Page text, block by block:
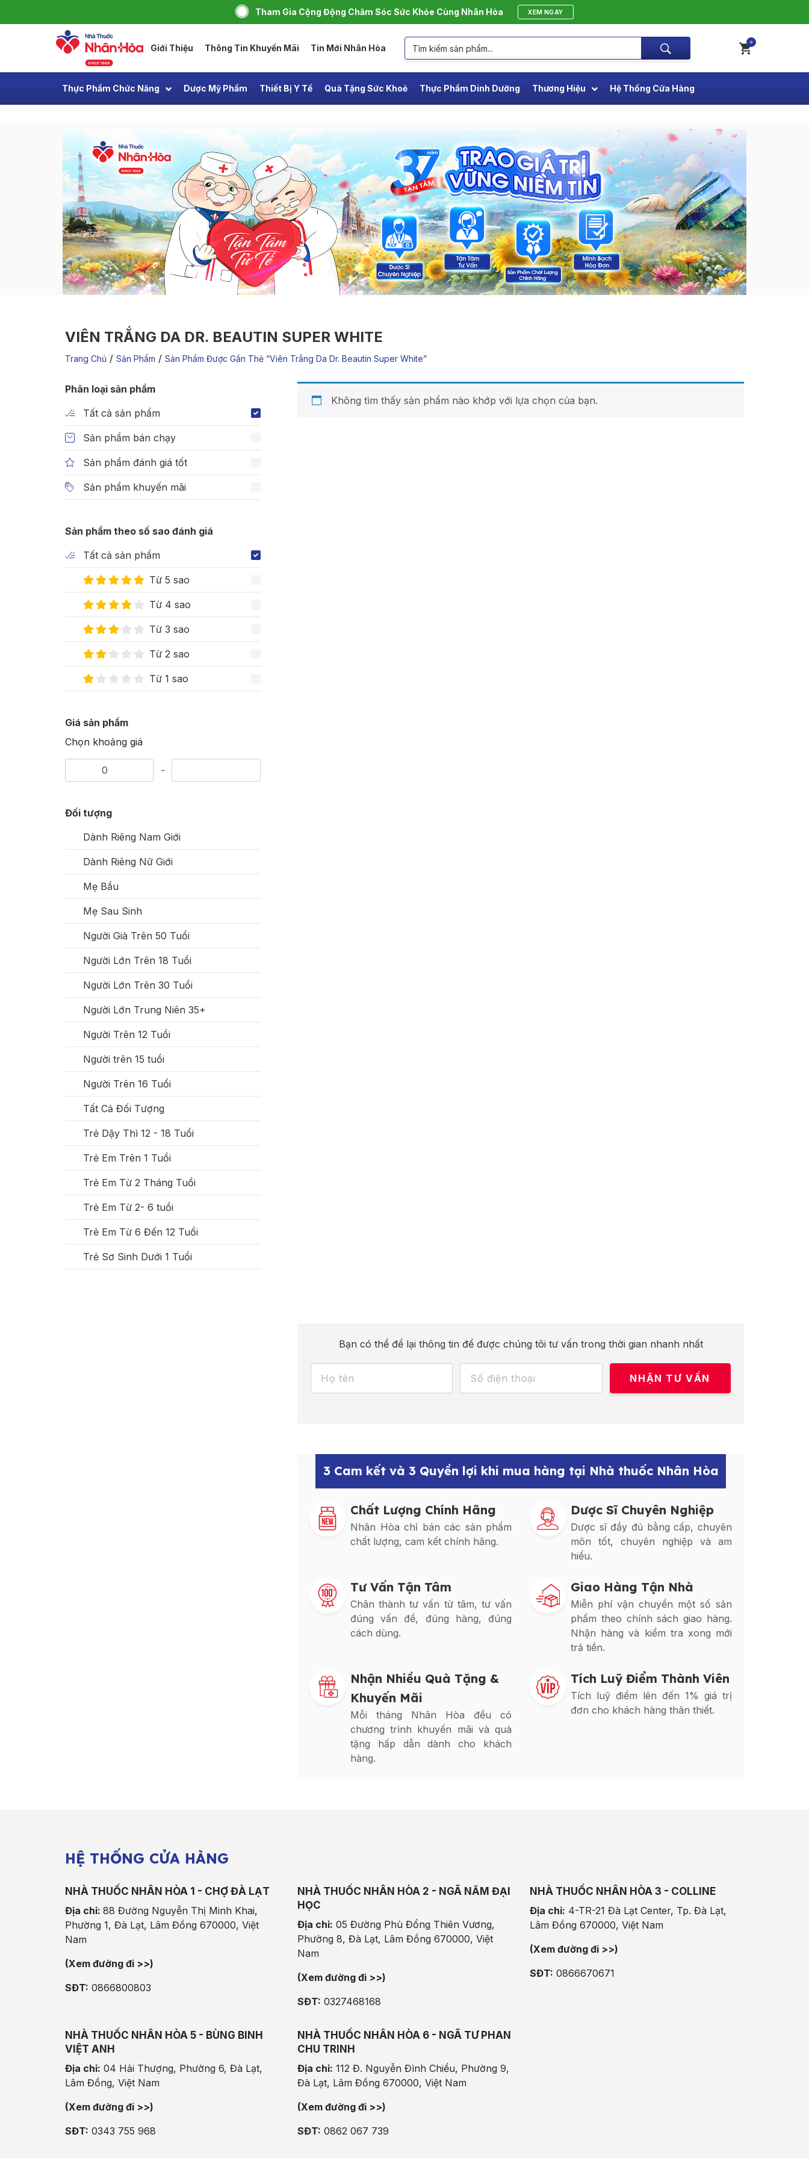
Tham Gia Cộng Động Chăm Sóc Sức Khỏe Cùng Nhân Hòa XEM NGAY
Giới Thiệu Thông Tin Khuyến Mãi Tin Mới Nhân Hòa
0
Thực Phẩm Chức Năng Dược Mỹ Phẩm Thiết Bị Y Tế Quà Tặng Sức Khoẻ Thực Phẩm Dinh Dưỡng Thương Hiệu Hệ Thống Cửa Hàng
VIÊN TRẮNG DA DR. BEAUTIN SUPER WHITE
Trang Chủ / Sản Phẩm / Sản Phẩm Được Gắn Thẻ “viên Trắng Da Dr. Beautin Super White”
Phân loại sản phẩm
Tất cả sản phẩm
Sản phẩm bán chạy
Sản phẩm đánh giá tốt
Sản phẩm khuyến mãi
Sản phẩm theo số sao đánh giá
Tất cả sản phẩm
Từ 5 sao
Từ 4 sao
Từ 3 sao
Từ 2 sao
Từ 1 sao
Giá sản phẩm
Chọn khoảng giá
-
Đối tượng
Dành Riêng Nam Giới
Dành Riêng Nữ Giới
Mẹ Bầu
Mẹ Sau Sinh
Người Già Trên 50 Tuổi
Người Lớn Trên 18 Tuổi
Người Lớn Trên 30 Tuổi
Người Lớn Trung Niên 35+
Người Trên 12 Tuổi
Người trên 15 tuổi
Người Trên 16 Tuổi
Tất Cả Đối Tượng
Trẻ Dậy Thì 12 - 18 Tuổi
Trẻ Em Trên 1 Tuổi
Trẻ Em Từ 2 Tháng Tuổi
Trẻ Em Từ 2- 6 tuổi
Trẻ Em Từ 6 Đến 12 Tuổi
Trẻ Sơ Sinh Dưới 1 Tuổi
Không tìm thấy sản phẩm nào khớp với lựa chọn của bạn.
Bạn có thể để lại thông tin để được chúng tôi tư vấn trong thời gian nhanh nhất
3 Cam kết và 3 Quyền lợi khi mua hàng tại Nhà thuốc Nhân Hòa
Chất Lượng Chính Hãng
Nhân Hòa chỉ bán các sản phẩm
chất lượng, cam kết chính hãng.
Dược Sĩ Chuyên Nghiệp
Dược sĩ đầy đủ bằng cấp, chuyên
môn tốt, chuyên nghiệp và am
hiểu.
Tư Vấn Tận Tâm
Chân thành tư vấn từ tâm, tư vấn
đúng vấn đề, đúng hàng, đúng
cách dùng.
Giao Hàng Tận Nhà
Miễn phí vận chuyển một số sản
phẩm theo chính sách giao hàng.
Nhận hàng và kiểm tra xong mới
trả tiền.
Nhận Nhiều Quà Tặng &
Khuyến Mãi
Mỗi tháng Nhân Hòa đều có
chương trình khuyến mãi và quà
tặng hấp dẫn dành cho khách
hàng.
Tích Luỹ Điểm Thành Viên
Tích luỹ điểm lên đến 1% giá trị
đơn cho khách hàng thân thiết.
HỆ THỐNG CỬA HÀNG
NHÀ THUỐC NHÂN HÒA 1 - CHỢ ĐÀ LẠT
Địa chỉ: 88 Đường Nguyễn Thị Minh Khai,
Phường 1, Đà Lạt, Lâm Đồng 670000, Việt
Nam
(Xem đường đi >>)
SĐT: 0866800803
NHÀ THUỐC NHÂN HÒA 2 - NGÃ NĂM ĐẠI
HỌC
Địa chỉ: 05 Đường Phù Đổng Thiên Vương,
Phường 8, Đà Lạt, Lâm Đồng 670000, Việt
Nam
(Xem đường đi >>)
SĐT: 0327468168
NHÀ THUỐC NHÂN HÒA 3 - COLLINE
Địa chỉ: 4-TR-21 Đà Lạt Center, Tp. Đà Lạt,
Lâm Đồng 670000, Việt Nam
(Xem đường đi >>)
SĐT: 0866670671
NHÀ THUỐC NHÂN HÒA 5 - BÙNG BINH
VIỆT ANH
Địa chỉ: 04 Hải Thượng, Phường 6, Đà Lạt,
Lâm Đồng, Việt Nam
(Xem đường đi >>)
SĐT: 0343 755 968
NHÀ THUỐC NHÂN HÒA 6 - NGÃ TƯ PHAN
CHU TRINH
Địa chỉ: 112 Đ. Nguyễn Đình Chiểu, Phường 9,
Đà Lạt, Lâm Đồng 670000, Việt Nam
(Xem đường đi >>)
SĐT: 0862 067 739